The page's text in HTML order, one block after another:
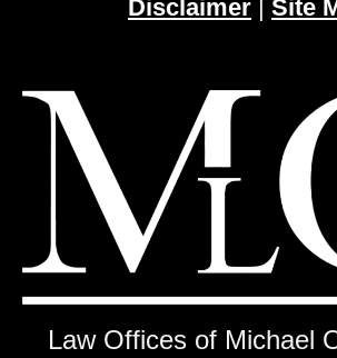
Disclaimer | Site
Law Offices of Michael